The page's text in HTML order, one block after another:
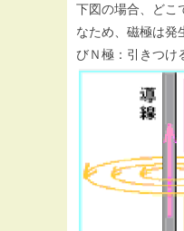
下図の場合、どこ
なため、磁極は発
びＮ極：引きつけ